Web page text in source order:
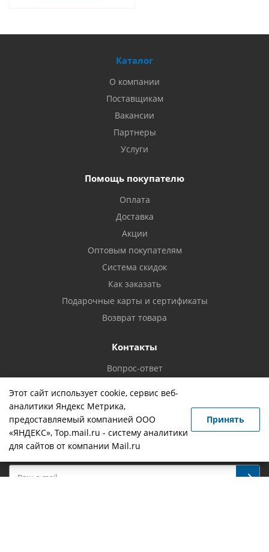
Каталог
О компании
Поставщикам
Вакансии
Партнеры
Услуги
Помощь покупателю
Оплата
Доставка
Акции
Оптовым покупателям
Система скидок
Как заказать
Подарочные карты и сертификаты
Возврат товара
Контакты
Вопрос-ответ
Смотрите нас на YouTube
Политика конфиденциальности
Будьте всегда в курсе!
Этот сайт использует cookie, сервис веб-
аналитики Яндекс Метрика,
предоставляемый компанией ООО
«ЯНДЕКС», Top.mail.ru - систему аналитики
для сайтов от компании Mail.ru
Принять